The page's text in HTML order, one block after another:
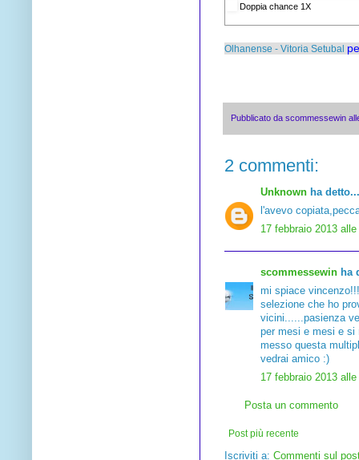
Doppia chance 1X
Olhanense - Vitoria Setubal
Pubblicato da scommessewin
2 commenti:
Unknown ha detto...
l'avevo
17 febbraio 2013
scommessewin ha
mi spiace
selezione che ho
vicini......pasienza
per mesi e mesi e si
messo questa
vedrai amico :)
17 febbraio 2013
Posta un commento
Post più recente
Iscriviti a: Commenti sul